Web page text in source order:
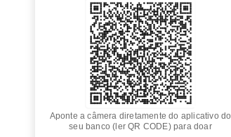
Aponte a câmera diretamente do aplicativo do
seu banco (ler QR CODE) para doar